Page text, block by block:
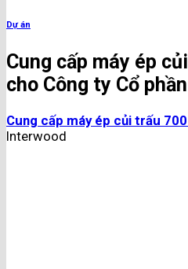
Dự án
Cung cấp máy ép
cho Công ty Cổ
Cung cấp máy ép củi trấu
Interwood